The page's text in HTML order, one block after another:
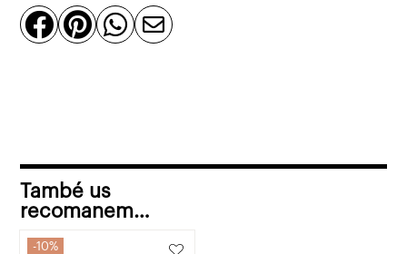
Marset
negre,
   
També us
recomanem…
10%